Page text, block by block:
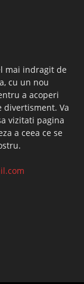
mai indragit de
cu un nou
a acoperi
divertisment. Va
vizitati pagina
a ceea ce se